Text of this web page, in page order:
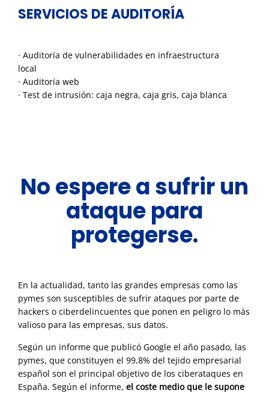
SERVICIOS DE AUDITORÍA
· Auditoría de vulnerabilidades en infraestructura
local
· Auditoría web
· Test de intrusión: caja negra, caja gris, caja blanca
No espere a sufrir un
ataque para
protegerse.
En la actualidad, tanto las grandes empresas como las
pymes son susceptibles de sufrir ataques por parte de
hackers o ciberdelincuentes que ponen en peligro lo más
valioso para las empresas, sus datos.
Según un informe que publicó Google el año pasado, las
pymes, que constituyen el 99,8% del tejido empresarial
español son el principal objetivo de los ciberataques en
España. Según el informe, el coste medio que le supone